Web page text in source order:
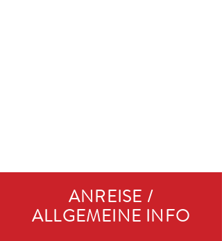
ANREISE /
ALLGEMEINE INFO